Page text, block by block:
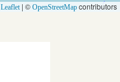
Leaflet | © OpenStreetMap contributors